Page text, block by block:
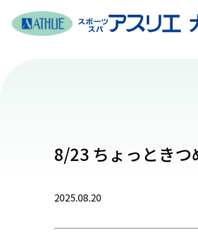
8/23 ちょっときつ
2025.08.20